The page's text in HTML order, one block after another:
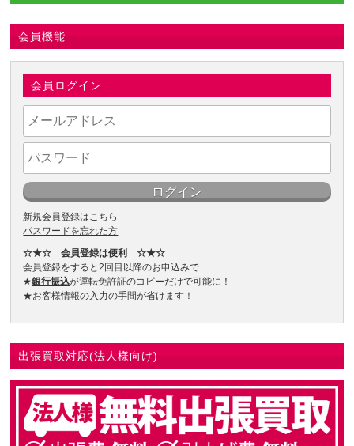
会員機能
会員ログイン
新規会員登録はこちら
パスワードを忘れた方
☆★☆ 会員登録は便利 ☆★☆
会員登録をすると2回目以降のお申込みで…
★銀行振込が運転免許証のコピーだけで可能に！
★お客様情報の入力の手間が省けます！
出張買取対応(法人様向け)